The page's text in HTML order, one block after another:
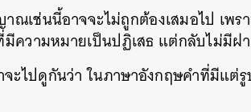
เช่นนี้อาจจะไม่ถูกต้องเสมอไป เพ
ความหมายเป็นปฏิเสธ แต่กลับไม่มีฝ
จะไปดูกันว่า ในภาษาอังกฤษคำที่มีแต่